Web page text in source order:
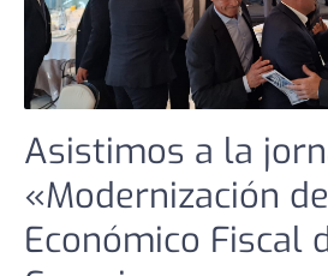
Asistimos a la
«Modernización
Económico Fiscal